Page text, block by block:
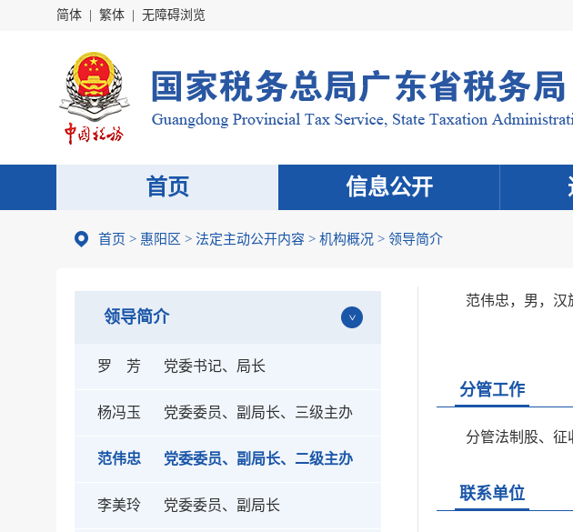
简体 繁体 无障碍浏览
首页 信息公开
首页 > 惠阳区 > 法定主动公开内容 > 机构概况 > 领导简介
领导简介
罗 芳 党委书记、局长
杨冯玉 党委委员、副局长、三级主办
范伟忠 党委委员、副局长、二级主办
李美玲 党委委员、副局长
范伟忠，男，汉
分管工作
分管法制股、征
联系单位